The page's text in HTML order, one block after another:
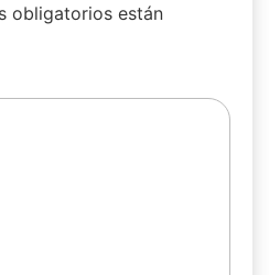
obligatorios están